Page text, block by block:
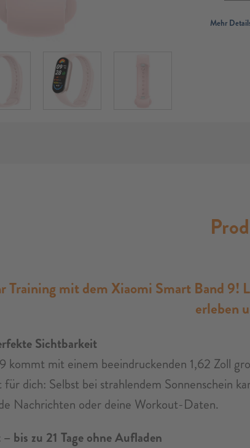
Mehr
Training mit dem Xiaomi Smart Band
erleben
Sichtbarkeit
kommt mit einem beeindruckenden 1,62 Zoll
dich: Selbst bei strahlendem Sonnenschein
Nachrichten oder deine Workout-Daten.
bis zu 21 Tage ohne Aufladen